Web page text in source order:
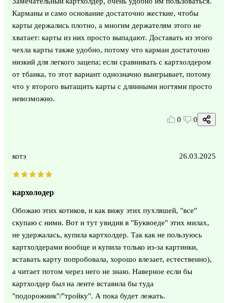
Карманы и само основание достаточно жесткие, чтобы
карты держались плотно, а многим держателям этого не
хватает: карты из них просто выпадают. Доставать из этого
чехла карты также удобно, потому что карман достаточно
низкий для легкого зацепа; если сравнивать с картхолдером
от тбанка, то этот вариант однозначно выигрывает, потому
что у второго вытащить карты с длинными ногтями просто
невозможно.
0 0
котэ 26.03.2025
кархолодер
Обожаю этих котиков, и как вижу этих пухляшей, "все"
скупаю с ними. Вот и тут увидив в "Буквоеде" этих милах,
не удержалась, купила картхолдер. Так как не пользуюсь
картхолдерами вообще и купила только из-за картинки,
вставать карту попробовала, хорошо влезает, естественно),
а читает потом через него не знаю. Наверное если бы
картхолдер был на ленте вставила бы туда
"подорожник"/"тройку". А пока будет лежать.